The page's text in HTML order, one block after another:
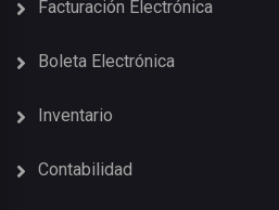
Facturación Electrónica
Boleta Electrónica
Inventario
Contabilidad